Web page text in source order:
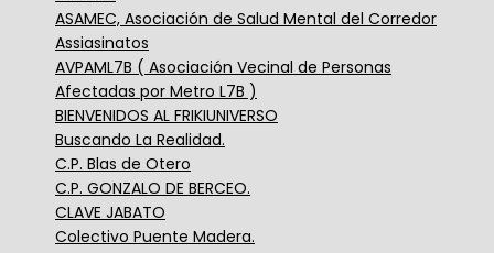
ASAMEC, Asociación de Salud Mental del Corredor
Assiasinatos
AVPAML7B ( Asociación Vecinal de Personas
Afectadas por Metro L7B )
BIENVENIDOS AL FRIKIUNIVERSO
Buscando La Realidad.
C.P. Blas de Otero
C.P. GONZALO DE BERCEO.
CLAVE JABATO
Colectivo Puente Madera.